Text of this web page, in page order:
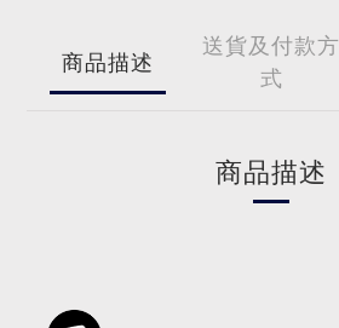
商品描述
送貨及付款方
式
商品描述